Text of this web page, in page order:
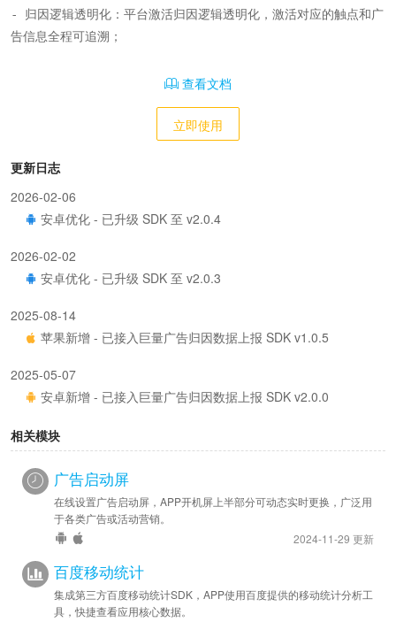
- 归因逻辑透明化：平台激活归因逻辑透明化，激活对应的触点和广
告信息全程可追溯；
查看文档
立即使用
更新日志
2026-02-06
安卓优化 - 已升级 SDK 至 v2.0.4
2026-02-02
安卓优化 - 已升级 SDK 至 v2.0.3
2025-08-14
苹果新增 - 已接入巨量广告归因数据上报 SDK v1.0.5
2025-05-07
安卓新增 - 已接入巨量广告归因数据上报 SDK v2.0.0
相关模块
广告启动屏
在线设置广告启动屏，APP开机屏上半部分可动态实时更换，广泛用
于各类广告或活动营销。
2024-11-29 更新
百度移动统计
集成第三方百度移动统计SDK，APP使用百度提供的移动统计分析工
具，快捷查看应用核心数据。